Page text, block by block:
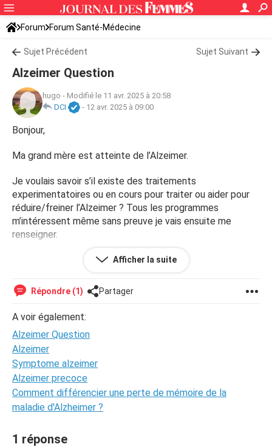
Forum Forum Santé-Médecine
Symptômes et maladies courantes
Sujet Précédent Sujet Suivant
Alzeimer Question
hugo - Modifié le 11 avr. 2025 à 20:58
DCI
- 12 avr. 2025 à 09:00
Bonjour,
Ma grand mère est atteinte de l’Alzeimer.
Je voulais savoir s’il existe des traitements
experimentatoires ou en cours pour traiter ou aider pour
réduire/freiner l’Alzeimer ? Tous les programmes
m’intéressent même sans preuve je vais ensuite me
renseigner.
Si des bonnes pratiques quotidiennes sont a intégrer
S’il existe des personnes qui aident quotidiennement dans
le cadre de traitements ou non ?
S’il existe des maisons spécialisées avec espaces
personnel, pas maison avec pleins de personnes atteintes
de démences diverses ?
Des témoignages de personnes qui ont guéri ? Dans le
cadre d’études ou non ?
Afficher la suite
Répondre (1) Partager
A voir également:
Alzeimer Question
Alzeimer
Symptome alzeimer
Alzeimer precoce
Comment différencier une perte de mémoire de la
maladie d'Alzheimer ?
1 réponse